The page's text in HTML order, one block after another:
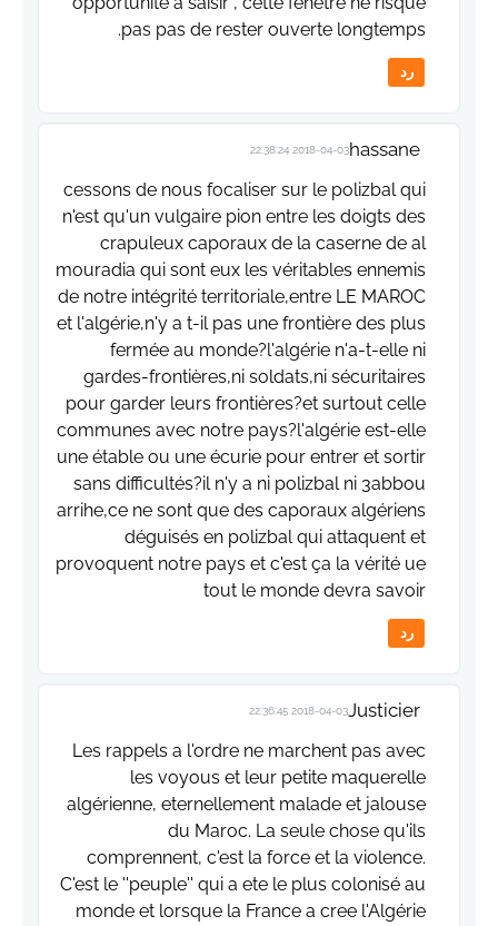
pas pas de rester ouverte longtemps.
رد
hassane
2018-04-03 22:38:24
cessons de nous focaliser sur le polizbal qui
n'est qu'un vulgaire pion entre les doigts des
crapuleux caporaux de la caserne de al
mouradia qui sont eux les véritables ennemis
de notre intégrité territoriale,entre LE MAROC
et l'algérie,n'y a t-il pas une frontière des plus
fermée au monde?l'algérie n'a-t-elle ni
gardes-frontières,ni soldats,ni sécuritaires
pour garder leurs frontières?et surtout celle
communes avec notre pays?l'algérie est-elle
une étable ou une écurie pour entrer et sortir
sans difficultés?il n'y a ni polizbal ni 3abbou
arrihe,ce ne sont que des caporaux algériens
déguisés en polizbal qui attaquent et
provoquent notre pays et c'est ça la vérité ue
tout le monde devra savoir
رد
Justicier
2018-04-03 22:36:45
Les rappels a l'ordre ne marchent pas avec
les voyous et leur petite maquerelle
algérienne, eternellement malade et jalouse
du Maroc. La seule chose qu'ils
comprennent, c'est la force et la violence.
C'est le ''peuple'' qui a ete le plus colonisé au
monde et lorsque la France a cree l'Algérie